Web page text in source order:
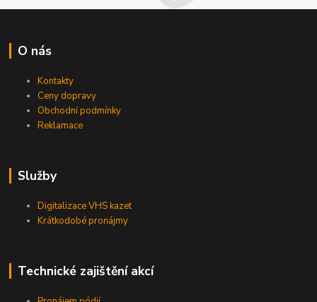
O nás
Kontakty
Ceny dopravy
Obchodní podmínky
Reklamace
Služby
Digitalizace VHS kazet
Krátkodobé pronájmy
Technické zajištění akcí